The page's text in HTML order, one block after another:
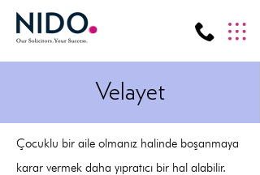
Velayet
Çocuklu bir aile olmanız halinde boşanmaya
karar vermek daha yıpratıcı bir hal alabilir.